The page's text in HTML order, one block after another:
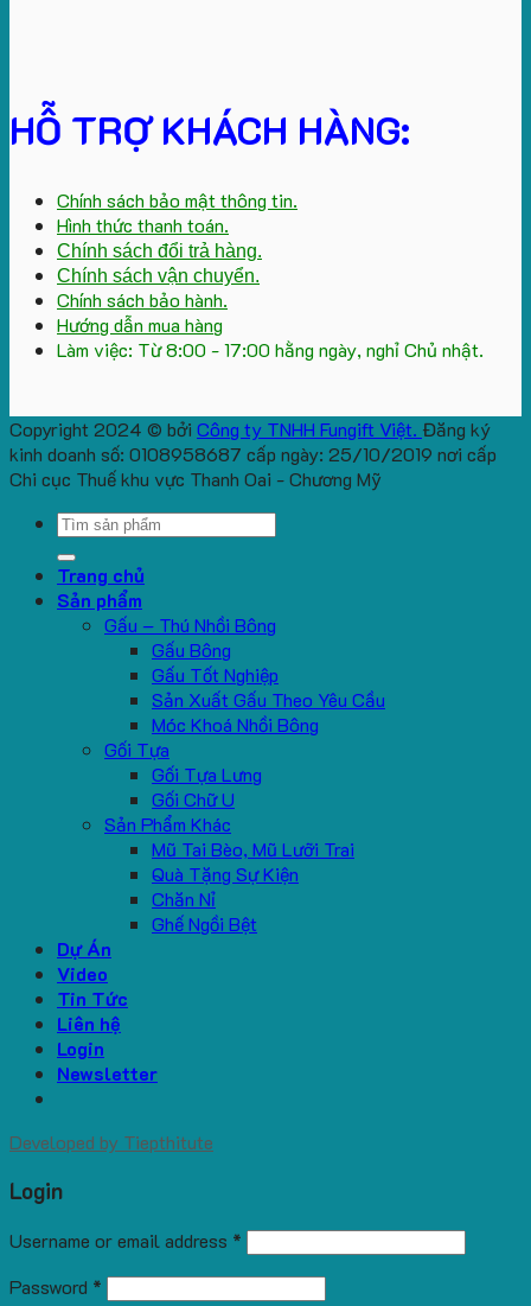
HỖ TRỢ KHÁCH HÀNG:
Chính sách bảo mật thông tin.
Hình thức thanh toán.
Chính sách đổi trả hàng.
Chính sách vận chuyển.
Chính sách bảo hành.
Hướng dẫn mua hàng
Làm việc: Từ 8:00 - 17:00 hằng ngày, nghỉ Chủ nhật.
Copyright 2024 © bởi Công ty TNHH Fungift Việt. Đăng ký
kinh doanh số: 0108958687 cấp ngày: 25/10/2019 nơi cấp
Chi cục Thuế khu vực Thanh Oai - Chương Mỹ
Search
for:
Trang chủ
Sản phẩm
Gấu – Thú Nhồi Bông
Gấu Bông
Gấu Tốt Nghiệp
Sản Xuất Gấu Theo Yêu Cầu
Móc Khoá Nhồi Bông
Gối Tựa
Gối Tựa Lưng
Gối Chữ U
Sản Phẩm Khác
Mũ Tai Bèo, Mũ Lưỡi Trai
Quà Tặng Sự Kiện
Chăn Nỉ
Ghế Ngồi Bệt
Dự Án
Video
Tin Tức
Liên hệ
Login
Newsletter
Developed by Tiepthitute
Login
Username or email address *
Password *